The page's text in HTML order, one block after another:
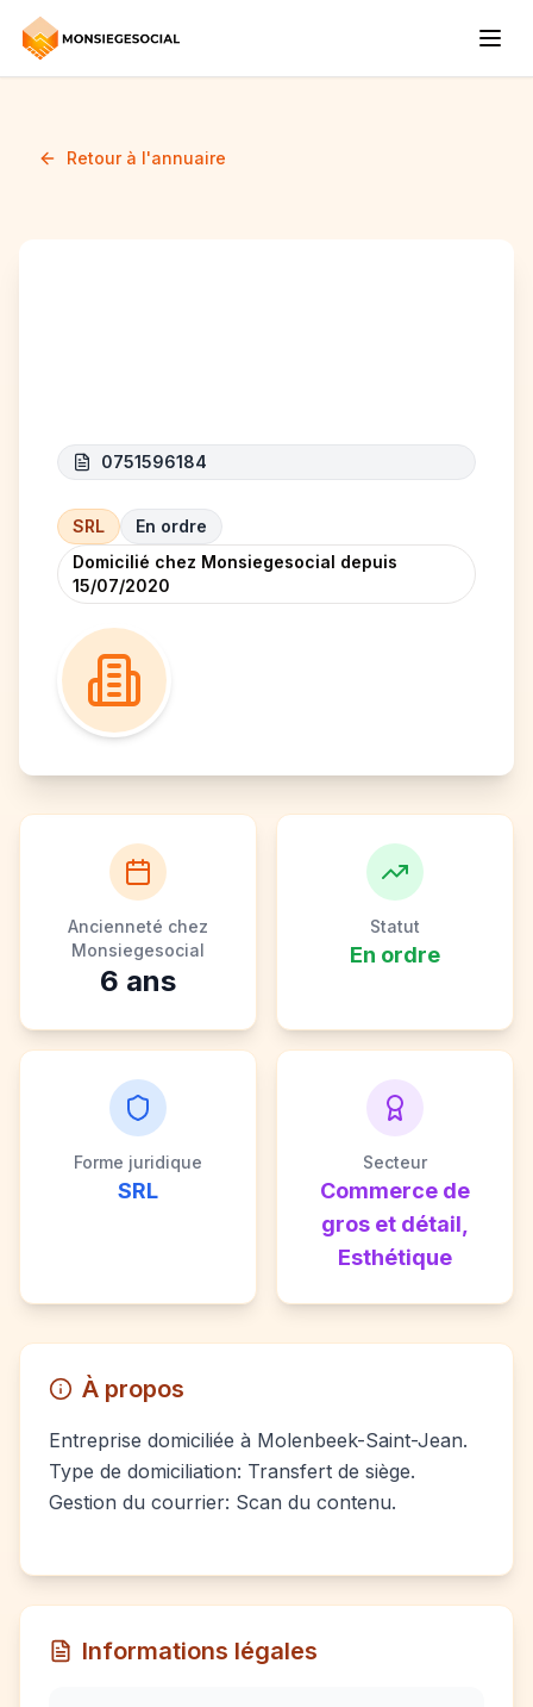
Retour à l'annuaire
0751596184
SRL
En ordre
Domicilié chez Monsiegesocial depuis
15/07/2020
Ancienneté chez
Monsiegesocial
6 ans
Statut
En ordre
Forme juridique
SRL
Secteur
Commerce de
gros et détail,
Esthétique
À propos
Entreprise domiciliée à Molenbeek-Saint-Jean.
Type de domiciliation: Transfert de siège.
Gestion du courrier: Scan du contenu.
Informations légales